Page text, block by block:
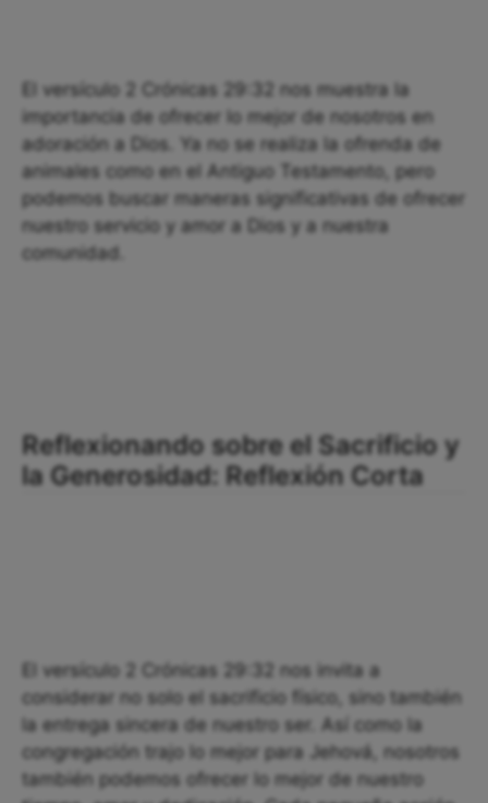
El versículo 2 Crónicas 29:32 nos muestra la
importancia de ofrecer lo mejor de nosotros en
adoración a Dios. Ya no se realiza la ofrenda de
animales como en el Antiguo Testamento, pero
podemos buscar maneras significativas de ofrecer
nuestro servicio y amor a Dios y a nuestra
comunidad.
Reflexionando sobre el Sacrificio y
la Generosidad: Reflexión Corta
El versículo 2 Crónicas 29:32 nos invita a
considerar no solo el sacrificio físico, sino también
la entrega sincera de nuestro ser. Así como la
congregación trajo lo mejor para Jehová, nosotros
también podemos ofrecer lo mejor de nuestro